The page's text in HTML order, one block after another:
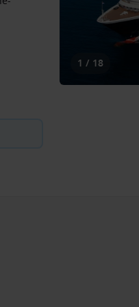
1 / 18